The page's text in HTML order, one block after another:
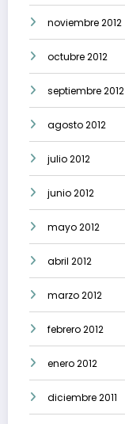
noviembre 2012
octubre 2012
septiembre 2012
agosto 2012
julio 2012
junio 2012
mayo 2012
abril 2012
marzo 2012
febrero 2012
enero 2012
diciembre 2011